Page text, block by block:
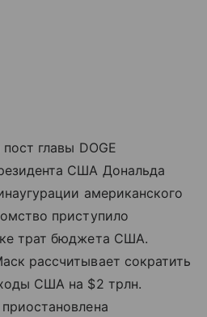
главы DOGE
США Дональда
американского
приступило
трат бюджета США.
рассчитывает сократить
США на $2 трлн.